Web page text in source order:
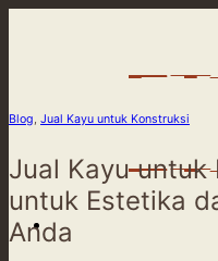
Blog, Jual Kayu untuk Konstruksi
Jual Kayu untuk
untuk Estetika
Anda